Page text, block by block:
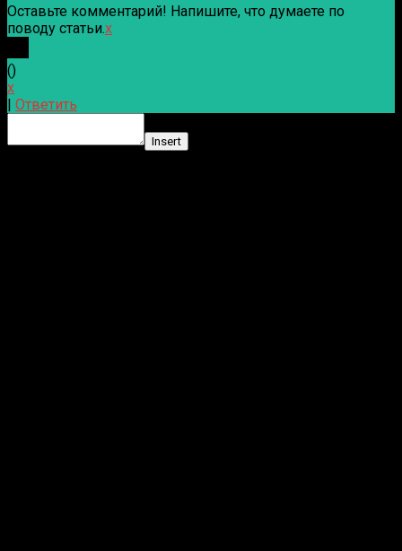
Оставьте комментарий! Напишите, что думаете по
поводу статьи.x
()
x
Ответить
Insert